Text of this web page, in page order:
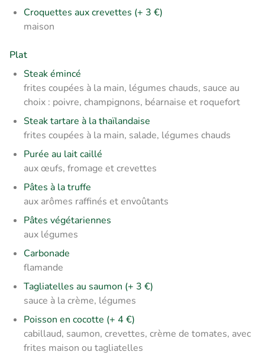
Croquettes aux crevettes (+ 3 €)
maison
Plat
Steak émincé
frites coupées à la main, légumes chauds, sauce au
choix : poivre, champignons, béarnaise et roquefort
Steak tartare à la thaïlandaise
frites coupées à la main, salade, légumes chauds
Purée au lait caillé
aux œufs, fromage et crevettes
Pâtes à la truffe
aux arômes raffinés et envoûtants
Pâtes végétariennes
aux légumes
Carbonade
flamande
Tagliatelles au saumon (+ 3 €)
sauce à la crème, légumes
Poisson en cocotte (+ 4 €)
cabillaud, saumon, crevettes, crème de tomates, avec
frites maison ou tagliatelles